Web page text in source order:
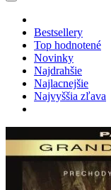
Bestsellery
Top hodnotené
Novinky
Najdrahšie
Najlacnejšie
Najvyššia zľava